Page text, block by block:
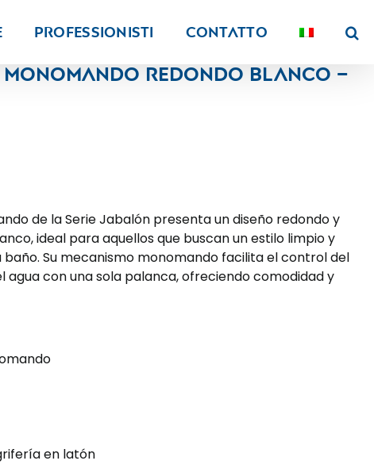
PROFESSIONISTI Contatto
redondo blanco –
de la Serie Jabalón presenta un diseño redondo y
ideal para aquellos que buscan un estilo limpio y
Su mecanismo monomando facilita el control del
agua con una sola palanca, ofreciendo comodidad y
en latón